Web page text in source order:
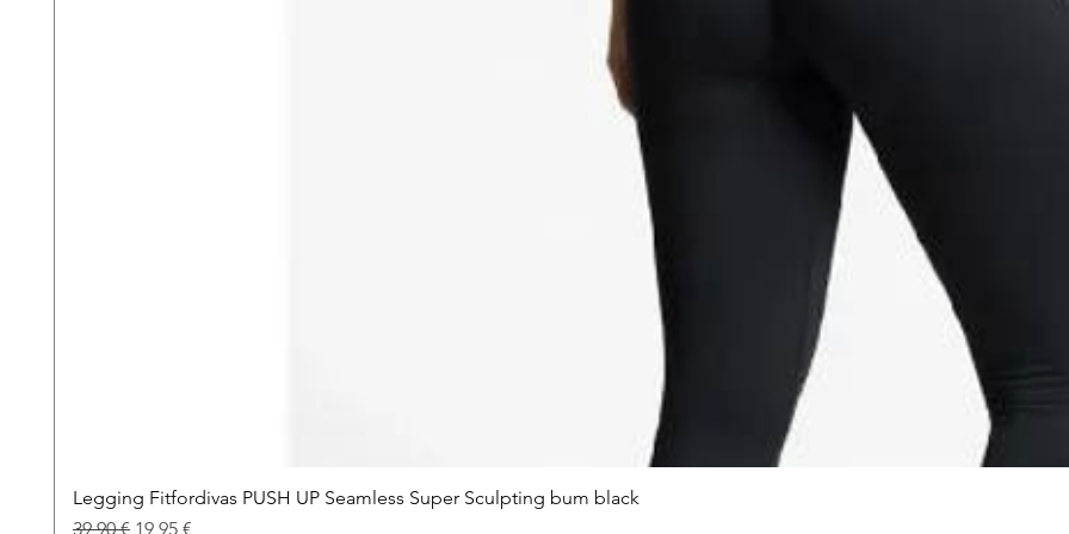
Legging Fitfordivas PUSH UP Seamless Super Sculpting bum black
Prezzo regolare
39,90 € Prezzo scontato
19,95 €